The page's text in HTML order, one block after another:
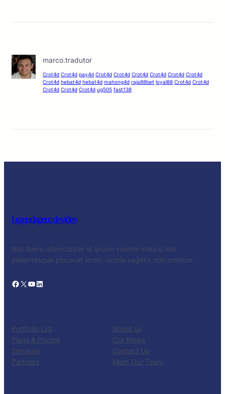
marco.tradutor
Crot4d Crot4d pay4d Crot4d Crot4d Crot4d Crot4d Crot4d Crot4d
Crot4d hebat4d hebat4d mahong4d raja88bet loyal88 Crot4d Crot4d
Crot4d Crot4d Crot4d ug505 fast138
Legendagem de video
Nisl libero ullamcorper id ipsum viverra mauris non
pellentesque placerat lorem lacinia sagittis non pretium.
Facebook X YouTube LinkedIn
Portfolio List
Plans & Pricing
Services
Partners
About us
Our News
Contact Us
Meet Our Team